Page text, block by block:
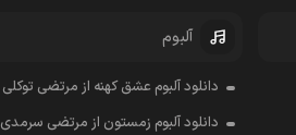
آلبوم
دانلود آلبوم عشق کهنه از مرتضی توکلی
دانلود آلبوم زمستون از مرتضی سرمدی